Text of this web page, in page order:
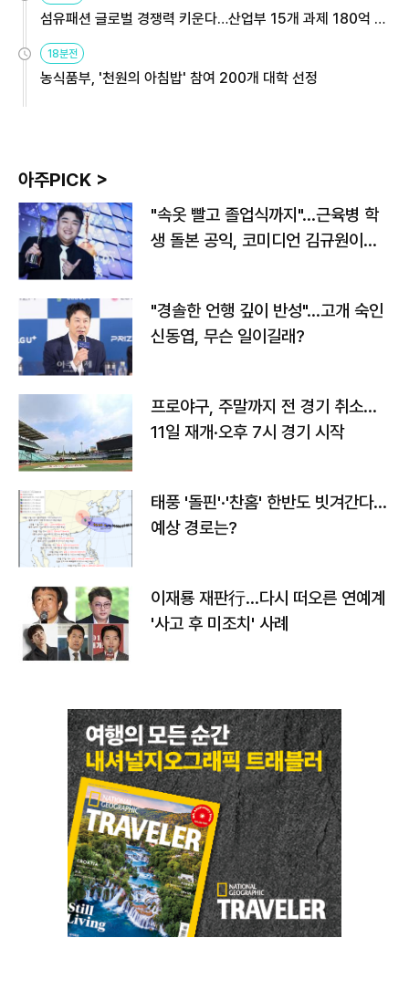
섬유패션 글로벌 경쟁력 키운다…산업부 15개 과제 180억 지
원
18분전
농식품부, '천원의 아침밥' 참여 200개 대학 선정
아주PICK >
"속옷 빨고 졸업식까지"…근육병 학
생 돌본 공익, 코미디언 김규원이었
"경솔한 언행 깊이 반성"…고개 숙인
신동엽, 무슨 일이길래?
프로야구, 주말까지 전 경기 취소…
11일 재개·오후 7시 경기 시작
태풍 '돌핀'·'찬홈' 한반도 빗겨간다…
예상 경로는?
이재룡 재판行…다시 떠오른 연예계
'사고 후 미조치' 사례